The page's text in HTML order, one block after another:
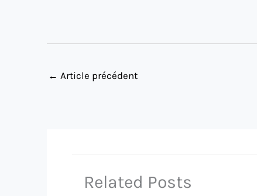
← Article précédent
Related Posts